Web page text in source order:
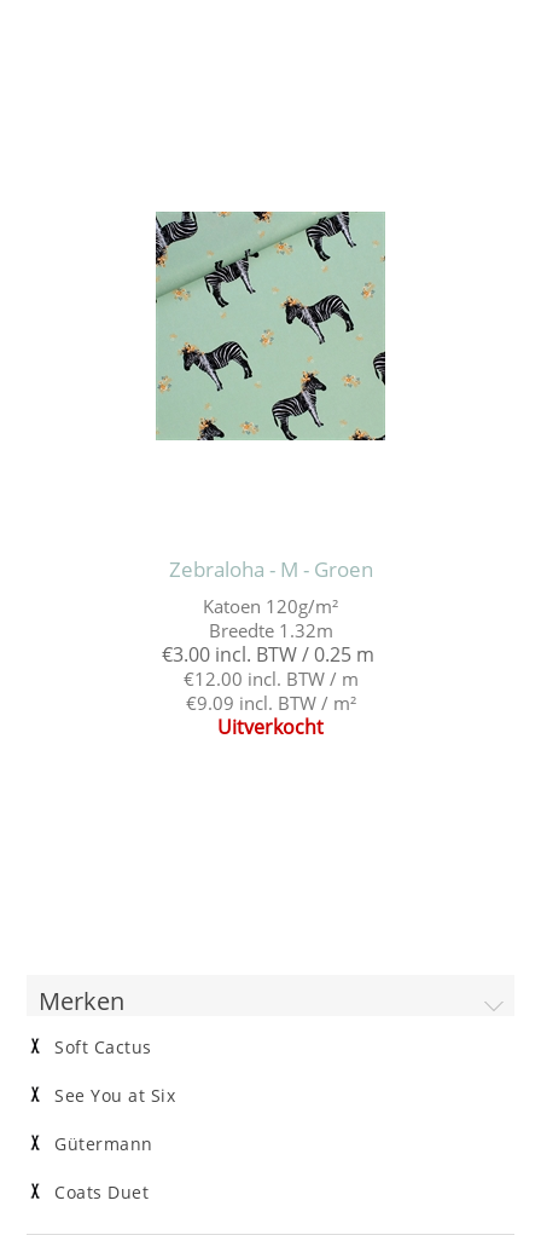
Zebraloha - M - Groen
Katoen 120g/m²
Breedte 1.32m
€3.00 incl. BTW / 0.25 m
€12.00 incl. BTW / m
€9.09 incl. BTW / m²
Uitverkocht
Merken
Soft Cactus
See You at Six
Gütermann
Coats Duet